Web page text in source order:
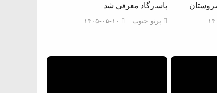
پاسارگاد معرفی شد
پرتو جنوب ۱۴۰۵-۰۵-۱۰